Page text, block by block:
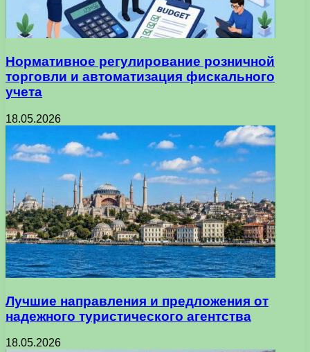
Нормативное регулирование розничной
торговли и автоматизация фискального
учета
18.05.2026
Лучшие направления и предложения от
надежного туристического агентства
18.05.2026